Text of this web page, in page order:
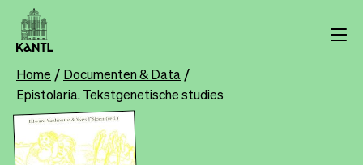
Overslaan
naar
inhoud
gaan
Breadcrumb
Home Documenten & Data
Epistolaria. Tekstgenetische studies